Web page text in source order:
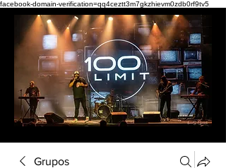
facebook-domain-verification=qq4ceztt3m7gkzhievm0zdb0rf9tv5
Grupos